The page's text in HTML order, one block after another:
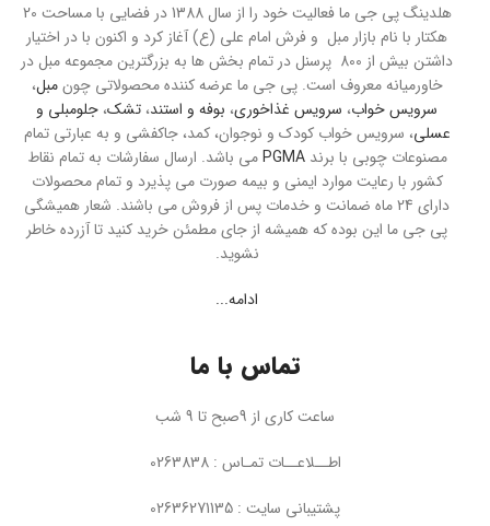
هلدینگ پی جی ما فعالیت خود را از سال 1388 در فضایی با مساحت 20
هکتار با نام بازار مبل و فرش امام علی (ع) آغاز کرد و اکنون با در اختیار
داشتن بیش از 800 پرسنل در تمام بخش ها به بزرگترین مجموعه مبل در
خاورمیانه معروف است. پی جی ما عرضه کننده محصولاتی چونمبل،
سرویس خواب، سرویس غذاخوری، بوفه و استند، تشک، جلومبلی و
عسلی، سرویس خواب کودک و نوجوان، کمد، جاکفشی و به عبارتی تمام
مصنوعات چوبی با برندPGMAمی باشد. ارسال سفارشات به تمام نقاط
کشور با رعایت موارد ایمنی و بیمه صورت می پذیرد و تمام محصولات
دارای 24 ماه ضمانت و خدمات پس از فروش می باشند. شعار همیشگی
پی جی ما این بوده که همیشه از جای مطمئن خرید کنید تا آزرده خاطر
نشوید.
ادامه...
تماس با ما
ساعت کاری از 9صبح تا 9 شب
اطــلاعــات تمـاس : 0263838
پشتیبانی سایت : 02636271135